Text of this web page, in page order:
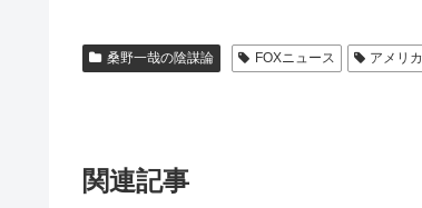
桑野一哉の陰謀論 FOXニュース アメリカ
関連記事